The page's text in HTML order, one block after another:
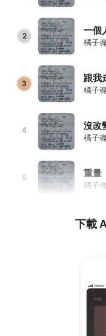
2 一個
橘子
3 跟我
橘子
4 沒改
橘子
5 重量
橘子魂
下載